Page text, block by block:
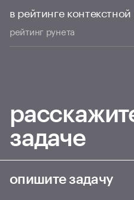
рейтинг рунета
в рейтинге
задаче
опишите задачу